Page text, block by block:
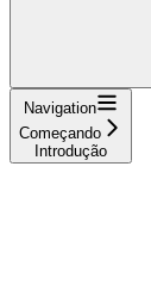
Navigation
Começando
Introdução